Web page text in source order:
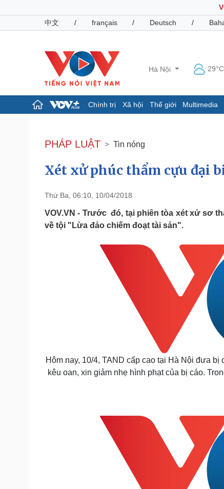
中文
/ français / Deutsch /
Hà Nội 29°C
Chính trị Xã hội Thế giới Multimedia
Đảng
Tổ chức nhân sự
Nhận diện sự thật
Dấu ấn VOV
Pháp luật
Vụ án
Quân sự - Quốc
Vũ khí
Phân tích
Phòng mạch online
Ăn sạch sống khỏe
Đời sống
Tình yêu - Gia đình
PHÁP LUẬT Tin nóng
Xét xử phúc thẩm cựu đại
Thứ Ba, 06:10, 10/04/2018
VOV.VN - Trước đó, tại phiên tòa xét xử sơ
về tội "Lừa đảo chiếm đoạt tài sản".
Hôm nay, 10/4, TAND cấp cao tại Hà Nội đưa
kêu oan, xin giảm nhẹ hình phạt của bị cáo.